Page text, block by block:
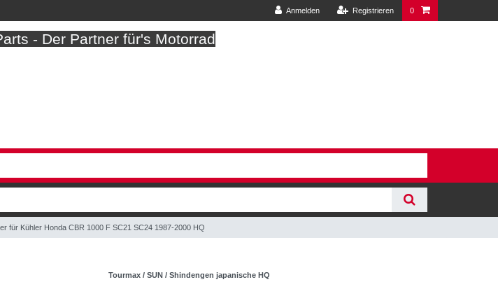
Anmelden Registrieren 0
- Der Partner für's Motorrad
für Kühler Honda CBR 1000 F SC21 SC24 1987-2000 HQ
Tourmax / SUN / Shindengen japanische HQ